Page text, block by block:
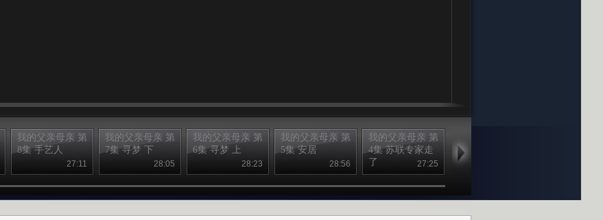
我的父亲母亲 第
8集 手艺人
27:11
我的父亲母亲 第
7集 寻梦 下
28:05
我的父亲母亲 第
6集 寻梦 上
28:23
我的父亲母亲 第
5集 安居
28:56
我的父亲母亲 第
4集 苏联专家走
了
27:25
3集 留住手艺